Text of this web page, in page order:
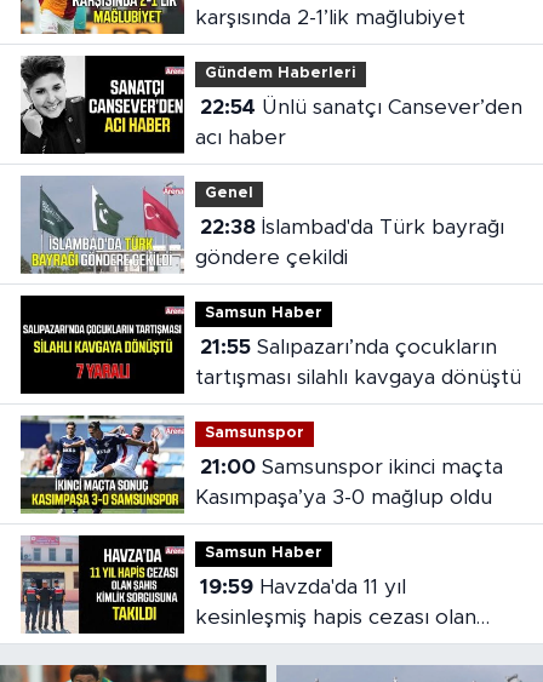
karşısında 2-1’lik mağlubiyet
Gündem Haberleri
22:54
acı haber
Genel
22:38İslambad'da Türk bayrağı
göndere çekildi
Samsun Haber
21:55Salıpazarı’nda çocukların
tartışması silahlı kavgaya dönüştü
Samsunspor
21:00Samsunspor ikinci maçta
Kasımpaşa’ya 3-0 mağlup oldu
Samsun Haber
19:59Havzda'da 11 yıl
kesinleşmiş hapis cezası olan
şahıs yakalandı